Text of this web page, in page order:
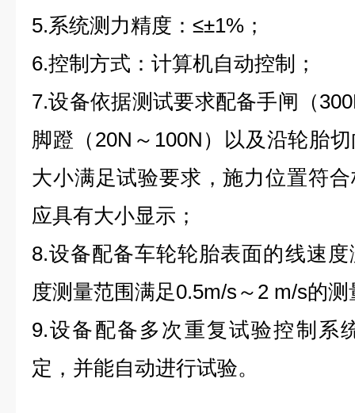
5.系统测力精度：≤±1%；
6.控制方式：计算机自动控制；
7.设备依据测试要求配备手闸（
脚蹬（20N～100N）以及沿轮胎
大小满足试验要求，施力位置符
应具有大小显示；
8.设备配备车轮轮胎表面的线速
度测量范围满足0.5m/s～2 m/s的
9.设备配备多次重复试验控制系
定，并能自动进行试验。